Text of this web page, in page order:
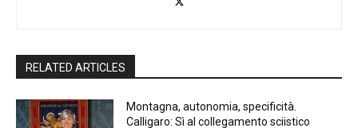
RELATED ARTICLES
Montagna, autonomia, specificità.
Calligaro: Sì al collegamento sciistico